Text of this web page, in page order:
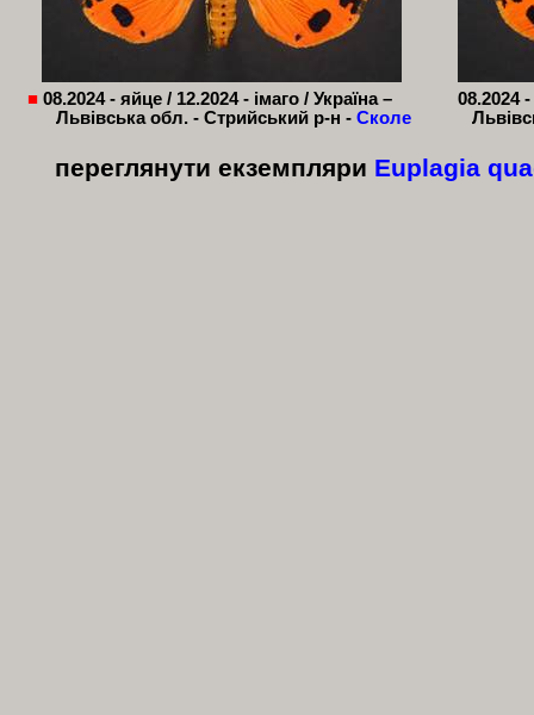
■ 08.2024 - яйце / 12.2024 - імаго / Україна –
Львівська обл. -Стрийський р-н -Сколе
08.2024
переглянути екземпляри Euplagia